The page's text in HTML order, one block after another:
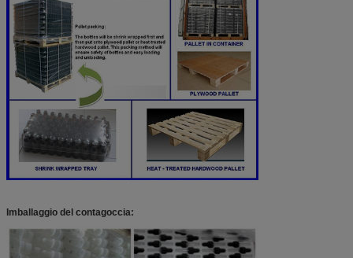
Imballaggio del contagoccia: